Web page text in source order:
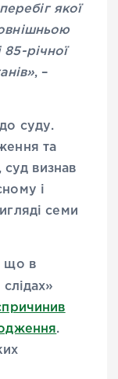
якої
річної
», –
суду.
та
суд визнав
і
семи
що в
.